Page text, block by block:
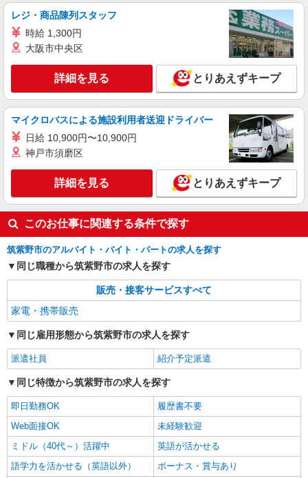
【softbank】の携帯販売スタッフ
時給1400円〜1450円（経験・能力による） ※
残業代支給 ★交通費別途支給（規定あり） ゜
+゜・。○。・゜+゜・。○。・゜+゜ 入社祝い金10
ィブ支給(規定有) ★月2回払い・週払い可能（規程
有）★ ゜・。○。・゜+゜・。○。・゜+゜
福岡県筑紫野市のsoftbankショップ
キープ 詳細を見る
正社員
ソフトバンク原田駅前店
ソフトバンクショップの携帯販売スタッフ
月給 210,000円 〜 400,000円 固定残業代:
30,000円 〜 30,000円（20時間相当） ＊時間外手
当は時間外労働の有無にかかわらず、固定残業代
として支給し、相当時間を超える時間外労働分は
法定どおり追加で支給します。 試用期間なし ※経
験・能力による
■ソフトバンク原田駅前店 福岡県 筑紫野市 原
田6丁目 10‐8
キープ
レジ・商品陳列スタッフ
時給 1,300円
大阪市中央区
詳細を見る とりあえずキープ
マイクロバスによる施設利用者送迎ドライバー
日給 10,900円〜10,900円
神戸市須磨区
詳細を見る とりあえずキープ
このお仕事に関連する条件で探す
筑紫野市のアルバイト・バイト・パートの求人を探す
同じ職種から筑紫野市の求人を探す
販売・接客サービスすべて
家電・携帯販売
同じ雇用形態から筑紫野市の求人を探す
派遣社員 紹介予定派遣
同じ特徴から筑紫野市の求人を探す
即日勤務OK
履歴書不要
Web面接OK
未経験歓迎
ミドル（40代～）活躍中
英語が活かせる
語学力を活かせる（英語以外）
ボーナス・賞与あり